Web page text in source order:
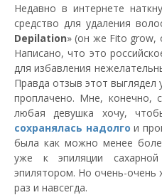
Недавно в интернете
средство для удаления
Depilation» (он же Fito grow,
Написано, что это
для избавления
Правда отзыв этот
проплачено. Мне, конечно,
любая девушка хочу,
сохранялась надолго и
была как можно менее
уже к эпиляции
эпилятором. Но очень-очень
раз и навсегда.